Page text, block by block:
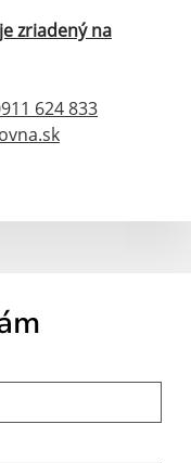
zriadený na
624 833